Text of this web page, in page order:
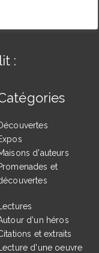
lectrice et de
:
d'auteurs
et
Lectures
d'un héros
et extraits
Lecture d'une oeuvre